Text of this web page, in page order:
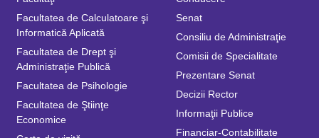
Facultatea de Calculatoare şi
Informatică Aplicată
Facultatea de Drept şi
Administraţie Publică
Facultatea de Psihologie
Facultatea de Ştiinţe
Economice
Senat
Consiliu de Administraţie
Comisii de Specialitate
Prezentare Senat
Decizii Rector
Informaţii Publice
Financiar-Contabilitate